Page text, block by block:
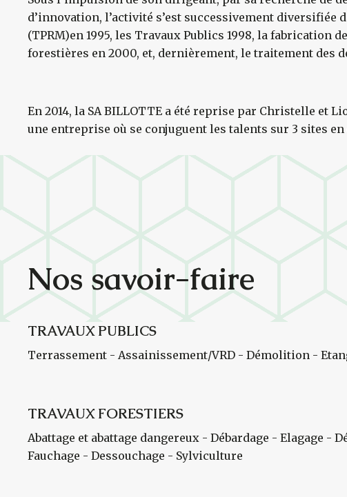
d’innovation, l’activité s’est successivement diversifiée
(TPRM)en 1995, les Travaux Publics 1998, la fabrication
forestières en 2000, et, dernièrement, le traitement des
En 2014, la SA BILLOTTE a été reprise par Christelle et
une entreprise où se conjuguent les talents sur 3 sites
Nos savoir-faire
TRAVAUX PUBLICS
Terrassement - Assainissement/VRD - Démolition -
TRAVAUX FORESTIERS
Abattage et abattage dangereux - Débardage - Elagage -
Fauchage - Dessouchage - Sylviculture